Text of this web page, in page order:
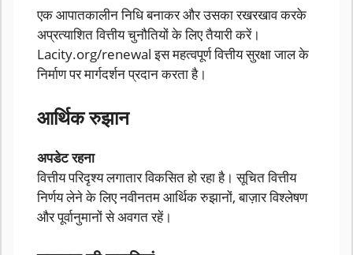
एक आपातकालीन निधि बनाकर और उसका रखरखाव करके
अप्रत्याशित वित्तीय चुनौतियों के लिए तैयारी करें।
Lacity.org/renewal इस महत्वपूर्ण वित्तीय सुरक्षा जाल के
निर्माण पर मार्गदर्शन प्रदान करता है।
आर्थिक रुझान
अपडेट रहना
वित्तीय परिदृश्य लगातार विकसित हो रहा है। सूचित वित्तीय
निर्णय लेने के लिए नवीनतम आर्थिक रुझानों, बाज़ार विश्लेषण
और पूर्वानुमानों से अवगत रहें।